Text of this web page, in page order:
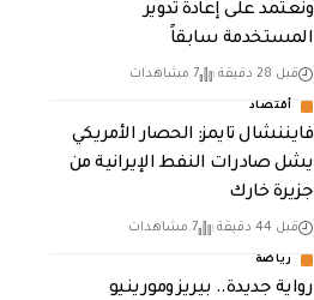
ونعتمد على إعادة تدوير
المستخدمة سابقاً
قبل 28 دقيقة 7 مشاهدات
أقتصاد
فايننشال تايمز: الحصار الأمريكي
يشل صادرات النفط الإيرانية من
جزيرة خارك
قبل 44 دقيقة 7 مشاهدات
رياضة
رواية جديدة.. بيريز ومورينيو